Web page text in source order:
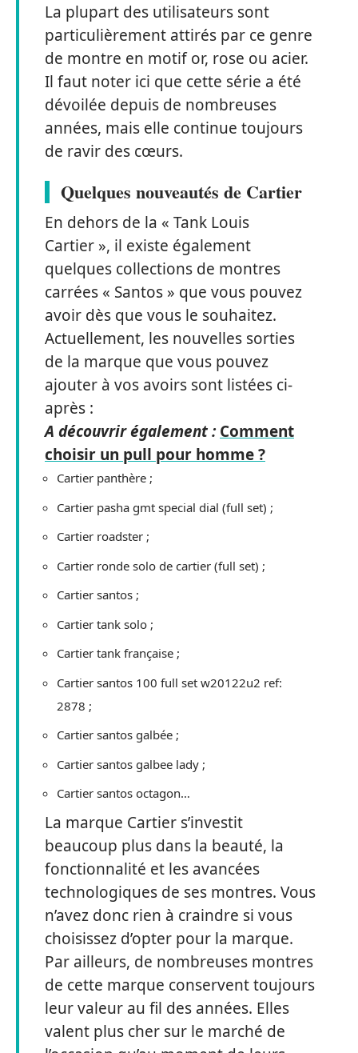
La plupart des utilisateurs sont
particulièrement attirés par ce genre
de montre en motif or, rose ou acier.
Il faut noter ici que cette série a été
dévoilée depuis de nombreuses
années, mais elle continue toujours
de ravir des cœurs.
Quelques nouveautés de Cartier
En dehors de la « Tank Louis
Cartier », il existe également
quelques collections de montres
carrées « Santos » que vous pouvez
avoir dès que vous le souhaitez.
Actuellement, les nouvelles sorties
de la marque que vous pouvez
ajouter à vos avoirs sont listées ci-
après :
A découvrir également : Comment
choisir un pull pour homme ?
Cartier panthère ;
Cartier pasha gmt special dial (full set) ;
Cartier roadster ;
Cartier ronde solo de cartier (full set) ;
Cartier santos ;
Cartier tank solo ;
Cartier tank française ;
Cartier santos 100 full set w20122u2 ref:
2878 ;
Cartier santos galbée ;
Cartier santos galbee lady ;
Cartier santos octagon…
La marque Cartier s’investit
beaucoup plus dans la beauté, la
fonctionnalité et les avancées
technologiques de ses montres. Vous
n’avez donc rien à craindre si vous
choisissez d’opter pour la marque.
Par ailleurs, de nombreuses montres
de cette marque conservent toujours
leur valeur au fil des années. Elles
valent plus cher sur le marché de